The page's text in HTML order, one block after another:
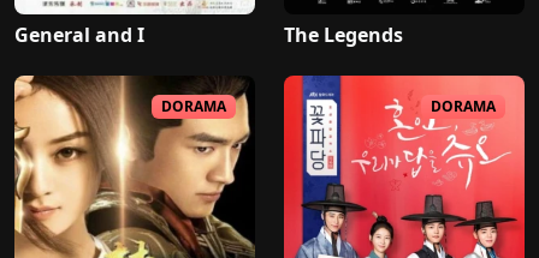
General and I The Legends
DORAMA DORAMA